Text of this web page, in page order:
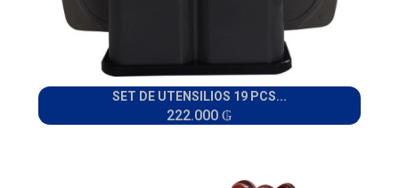
SET DE UTENSILIOS 19 PCS...
222.000 ₲